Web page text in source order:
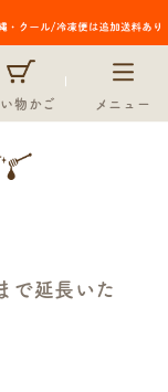
物かご メニュー
で延長いた